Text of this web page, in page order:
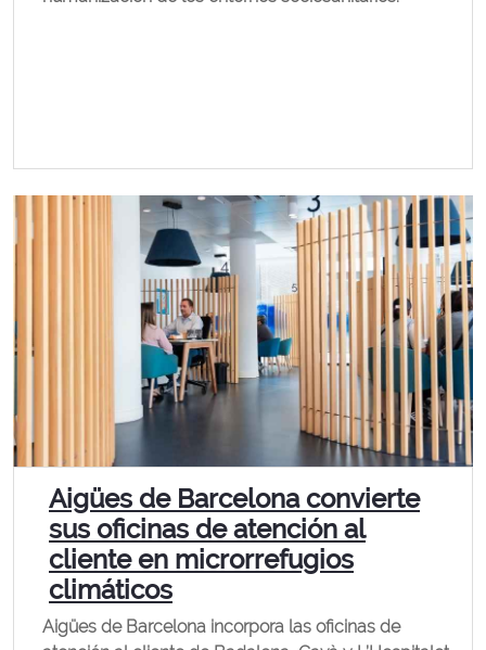
Aigües de Barcelona convierte
sus oficinas de atención al
cliente en microrrefugios
climáticos
Aigües de Barcelona incorpora las oficinas de